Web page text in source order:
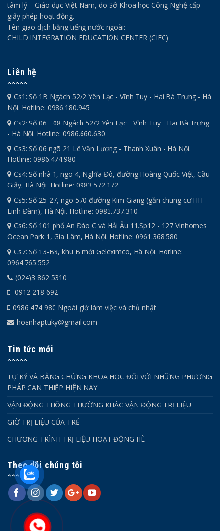
tâm lý – Giáo dục Việt Nam, do Sở Khoa học Công Nghệ cấp
giấy phép hoạt động.
Tên giao dịch bằng tiếng nước ngoài:
CHILD INTEGRATION EDUCATION CENTER (CIEC)
Liên hệ
Cs1: Số 1B Ngách 52/2 Yên Lạc - Vĩnh Tuy - Hai Bà Trưng - Hà
Nội. Hotline: 0986.180.945
Cs2: Số 06 - 08 Ngách 52/2 Yên Lạc - Vĩnh Tuy - Hai Bà Trưng
- Hà Nội. Hotline: 0986.660.630
Cs3: Số 06 ngõ 21 Lê Văn Lương - Thanh Xuân - Hà Nội.
Hotline: 0986.474.980
Cs4: Số nhà 1, ngõ 4, Nghĩa Đô, đường Hoàng Quốc Việt, Cầu
Giấy, Hà Nội. Hotline: 0983.572.172
Cs5: Số 25-27, ngõ 570 đường Kim Giang (gần chung cư HH
Linh Đàm), Hà Nội. Hotline: 0983.737.310
Cs6: Số 101 phố An Đào C và Hải Âu 11.Sp12 - 127 Vinhomes
Ocean Park 1, Gia Lâm, Hà Nội. Hotline: 0961.368.580
Cs7: Số 13-B8, khu B mới Geleximco, Hà Nội. Hotline:
0964.765.552
(024)3 862 5310
0912 218 692
0986 474 980 Ngoài giờ làm việc và chủ nhật
hoanhaptuky@gmail.com
Tin tức mới
TỰ KỶ VÀ BẰNG CHỨNG KHOA HỌC ĐỐI VỚI NHỮNG PHƯƠNG
PHÁP CAN THIỆP HIỆN NAY
VẬN ĐỘNG THÔNG THƯỜNG KHÁC VẬN ĐỘNG TRỊ LIỆU
GIỜ TRỊ LIỆU CỦA TRẺ
CHƯƠNG TRÌNH TRỊ LIỆU HOẠT ĐỘNG HÈ
Theo dõi chúng tôi